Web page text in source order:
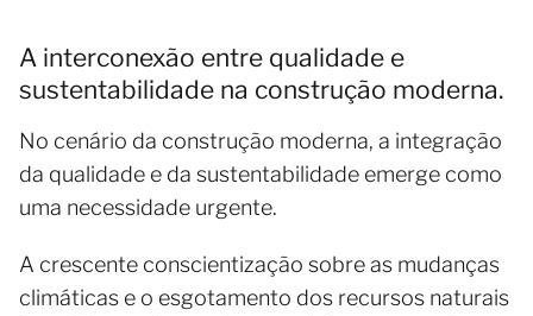
A interconexão entre qualidade e
sustentabilidade na construção moderna.
No cenário da construção moderna, a integração
da qualidade e da sustentabilidade emerge como
uma necessidade urgente.
A crescente conscientização sobre as mudanças
climáticas e o esgotamento dos recursos naturais